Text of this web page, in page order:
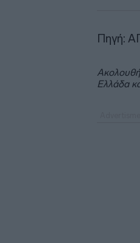
Πηγή:
Ελλάδα